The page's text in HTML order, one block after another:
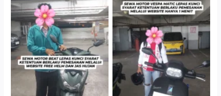
Cityplaza Jatinegara
Gedung Parkir P6A
Cityplaza Jatinegara
Gedung Parkir P6A